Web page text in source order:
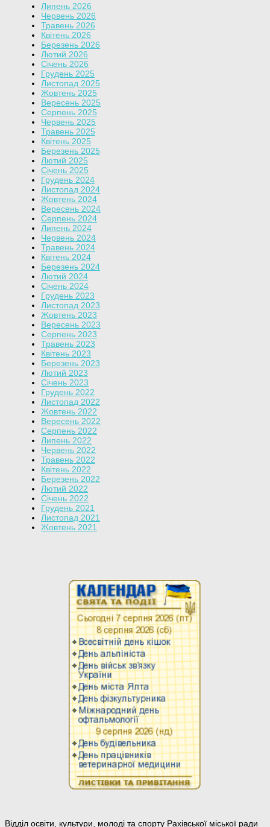
Липень 2026
Червень 2026
Травень 2026
Квітень 2026
Березень 2026
Лютий 2026
Січень 2026
Грудень 2025
Листопад 2025
Жовтень 2025
Вересень 2025
Серпень 2025
Червень 2025
Травень 2025
Квітень 2025
Березень 2025
Лютий 2025
Січень 2025
Грудень 2024
Листопад 2024
Жовтень 2024
Вересень 2024
Серпень 2024
Липень 2024
Червень 2024
Травень 2024
Квітень 2024
Березень 2024
Лютий 2024
Січень 2024
Грудень 2023
Листопад 2023
Жовтень 2023
Вересень 2023
Серпень 2023
Травень 2023
Квітень 2023
Березень 2023
Лютий 2023
Січень 2023
Грудень 2022
Листопад 2022
Жовтень 2022
Вересень 2022
Серпень 2022
Липень 2022
Червень 2022
Травень 2022
Квітень 2022
Березень 2022
Лютий 2022
Січень 2022
Грудень 2021
Листопад 2021
Жовтень 2021
Відділ освіти, культури, молоді та спорту Рахівської міської ради